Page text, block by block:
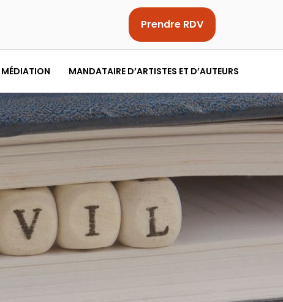
Prendre RDV
MÉDIATION MANDATAIRE D’ARTISTES ET D’AUTEURS